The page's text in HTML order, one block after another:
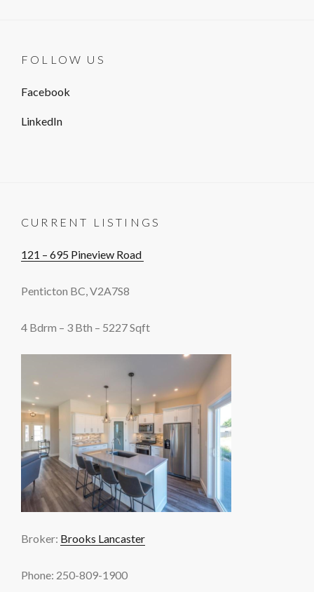
FOLLOW US
Facebook
LinkedIn
CURRENT LISTINGS
121 – 695 Pineview Road
Penticton BC, V2A7S8
4 Bdrm – 3 Bth – 5227 Sqft
Broker: Brooks Lancaster
Phone: 250-809-1900